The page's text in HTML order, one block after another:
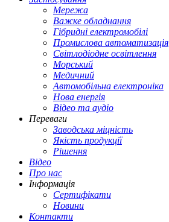
Мережа
Важке обладнання
Гібридні електромобілі
Промислова автоматизація
Світлодіодне освітлення
Морський
Медичний
Автомобільна електроніка
Нова енергія
Відео та аудіо
Переваги
Заводська міцність
Якість продукції
Рішення
Відео
Про нас
Інформація
Сертифікати
Новини
Контакти